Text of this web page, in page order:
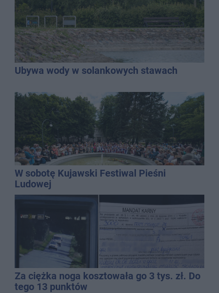
Ubywa wody w solankowych stawach
W sobotę Kujawski Festiwal Pieśni
Ludowej
Za ciężka noga kosztowała go 3 tys. zł. Do
tego 13 punktów